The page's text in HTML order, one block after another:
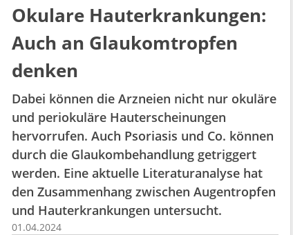
Okulare Hauterkrankungen:
Auch an Glaukomtropfen
denken
Dabei können die Arzneien nicht nur okuläre
und periokuläre Hauterscheinungen
hervorrufen. Auch Psoriasis und Co. können
durch die Glaukombehandlung getriggert
werden. Eine aktuelle Literaturanalyse hat
den Zusammenhang zwischen Augentropfen
und Hauterkrankungen untersucht.
01.04.2024